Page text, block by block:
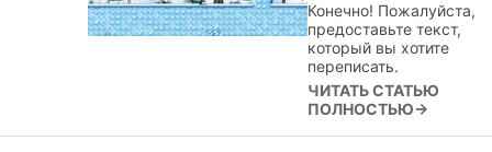
Конечно! Пожалуйста,
предоставьте текст,
который вы хотите
переписать.
ЧИТАТЬ СТАТЬЮ
ПОЛНОСТЬЮ→